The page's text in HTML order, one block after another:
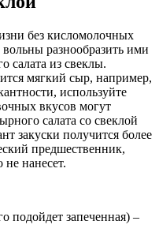
без кисломолочных
разнообразить ими
салата из свеклы.
мягкий сыр, например,
используйте
вкусов могут
салата со свеклой
закуски получится более
предшественник,
нанесет.
подойдет запеченная) –